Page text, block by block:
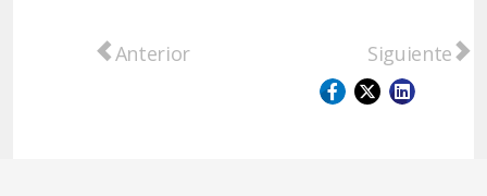
Artículo anterior: Paro bancario nacional:
Anterior Artículo
Siguiente